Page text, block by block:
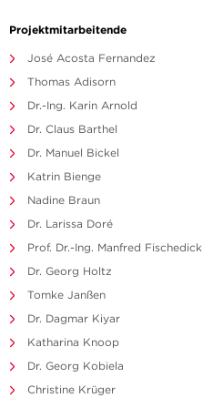
Projektmitarbeitende
José Acosta Fernandez
Thomas Adisorn
Dr.-Ing. Karin Arnold
Dr. Claus Barthel
Dr. Manuel Bickel
Katrin Bienge
Nadine Braun
Dr. Larissa Doré
Prof. Dr.-Ing. Manfred Fischedick
Dr. Georg Holtz
Tomke Janßen
Dr. Dagmar Kiyar
Katharina Knoop
Dr. Georg Kobiela
Christine Krüger